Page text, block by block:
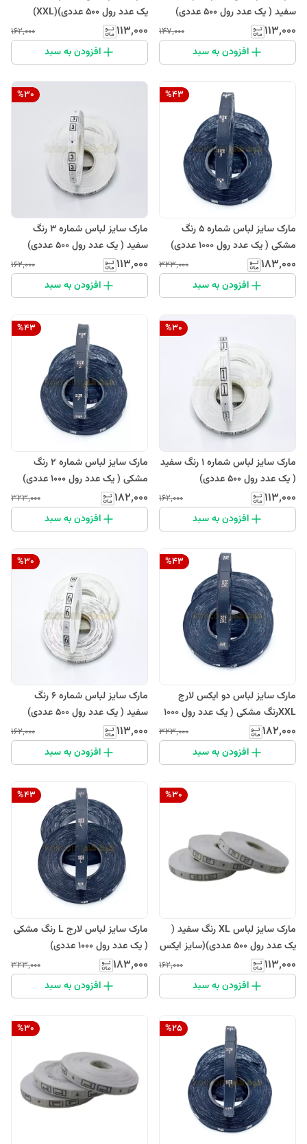
سفید ( یک عدد رول 500 عددی)
۱۱۳٬۰۰۰ ۱۴۷٬۰۰۰
افزودن به سبد
یک عدد رول 500 عددی)(XXL)
۱۱۳٬۰۰۰ ۱۶۲٬۰۰۰
افزودن به سبد
%43
مارک سایز لباس شماره 5 رنگ
مشکی ( یک عدد رول 1000 عددی)
۱۸۳٬۰۰۰ ۳۲۳٬۰۰۰
افزودن به سبد
%30
مارک سایز لباس شماره 3 رنگ
سفید ( یک عدد رول 500 عددی)
۱۱۳٬۰۰۰ ۱۶۲٬۰۰۰
افزودن به سبد
%30
مارک سایز لباس شماره 1 رنگ سفید
( یک عدد رول 500 عددی)
۱۱۳٬۰۰۰ ۱۶۲٬۰۰۰
افزودن به سبد
%43
مارک سایز لباس شماره 2 رنگ
مشکی ( یک عدد رول 1000 عددی)
۱۸۲٬۰۰۰ ۳۲۳٬۰۰۰
افزودن به سبد
%43
مارک سایز لباس دو ایکس لارج
XXLرنگ مشکی ( یک عدد رول 1000
عددی)
۱۸۲٬۰۰۰ ۳۲۳٬۰۰۰
افزودن به سبد
%30
مارک سایز لباس شماره 6 رنگ
سفید ( یک عدد رول 500 عددی)
۱۱۳٬۰۰۰ ۱۶۲٬۰۰۰
افزودن به سبد
%30
مارک سایز لباس XL رنگ سفید (
یک عدد رول 500 عددی)(سایز ایکس
لارج)
۱۱۳٬۰۰۰ ۱۶۲٬۰۰۰
افزودن به سبد
%43
مارک سایز لباس لارج L رنگ مشکی
( یک عدد رول 1000 عددی)
۱۸۳٬۰۰۰ ۳۲۳٬۰۰۰
افزودن به سبد
%25
%30